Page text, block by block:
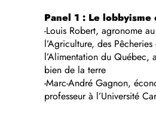
Panel 1 : Le lobbyisme
-Louis Robert, agronome
l’Agriculture, des
l’Alimentation du Québec,
bien de la terre
-Marc-André Gagnon,
professeur à l’Université